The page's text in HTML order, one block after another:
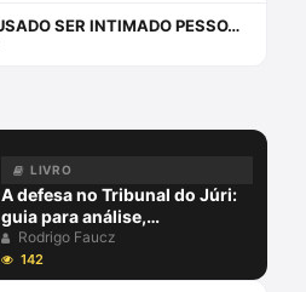
#147 DIREITO DE O ACUSADO SER INTIMADO PESSOALMENTE DA DECISÃO CONDENATÓRIA DE 2 GRAU
LIVRO
A defesa no Tribunal do Júri:
guia para análise,
planejamento e estratégias -
junho 2024
Rodrigo Faucz
142